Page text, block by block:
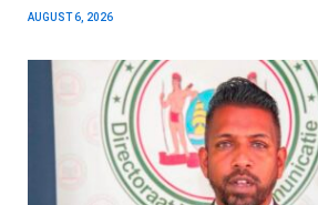
AUGUST 6, 2026